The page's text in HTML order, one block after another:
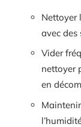
Nettoyer
avec des
Vider
nettoyer
en